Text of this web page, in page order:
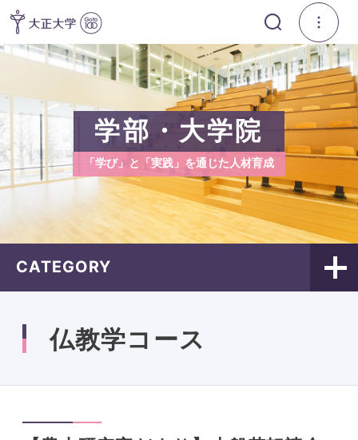
学部・大学院
「学び」と「実践」を通じた人材育成
CATEGORY
仏教学コース